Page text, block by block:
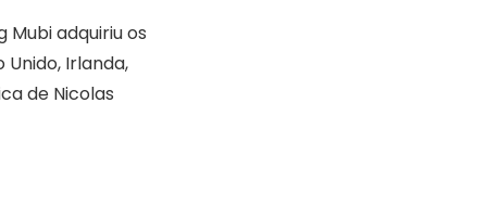
adquiriu os
Irlanda,
de Nicolas